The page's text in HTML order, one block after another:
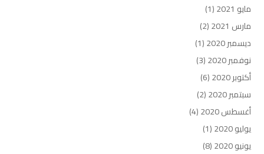
مايو 2021
(1)
مارس 2021
(2)
ديسمبر 2020
(1)
نوفمبر 2020
(3)
أكتوبر 2020
(6)
سبتمبر 2020
(2)
أغسطس 2020
(4)
يوليو 2020
(1)
يونيو 2020
(8)